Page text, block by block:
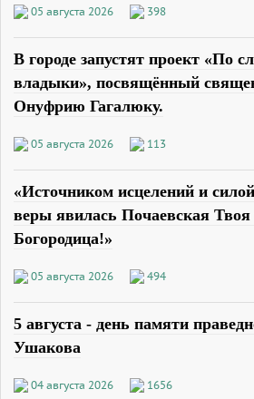
05 августа 2026 398
В городе запустят проект «По
владыки», посвящённый
Онуфрию Гагалюку.
05 августа 2026 113
«Источником исцелений и
веры явилась Почаевская Твоя
Богородица!»
05 августа 2026 494
5 августа - день памяти
Ушакова
04 августа 2026 1656